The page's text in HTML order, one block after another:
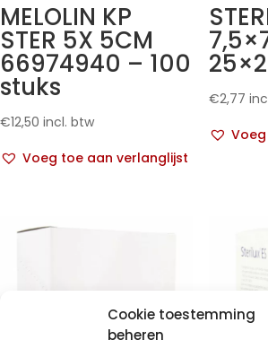
Cookie toestemming
beheren
MELOLIN KP
STER 5X 5CM
66974940 – 100
stuks
€12,50 incl. btw
Voeg toe aan verlanglijst
€2,77